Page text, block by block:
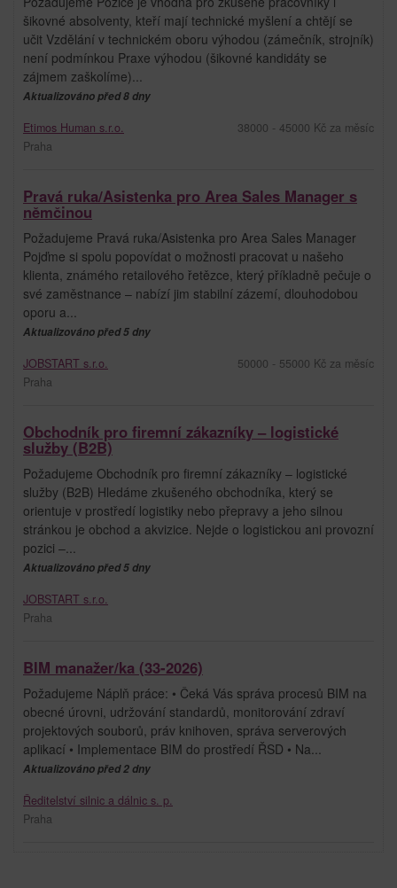
šikovné absolventy, kteří mají technické myšlení a chtějí se
učit Vzdělání v technickém oboru výhodou (zámečník, strojník)
není podmínkou Praxe výhodou (šikovné kandidáty se
zájmem zaškolíme)...
Aktualizováno před 8 dny
Etimos Human s.r.o.
Praha
38000 - 45000 Kč za měsíc
Pravá ruka/Asistenka pro Area Sales Manager s
němčinou
Požadujeme Pravá ruka/Asistenka pro Area Sales Manager
Pojďme si spolu popovídat o možnosti pracovat u našeho
klienta, známého retailového řetězce, který příkladně pečuje o
své zaměstnance – nabízí jim stabilní zázemí, dlouhodobou
oporu a...
Aktualizováno před 5 dny
JOBSTART s.r.o.
Praha
50000 - 55000 Kč za měsíc
Obchodník pro firemní zákazníky – logistické
služby (B2B)
Požadujeme Obchodník pro firemní zákazníky – logistické
služby (B2B) Hledáme zkušeného obchodníka, který se
orientuje v prostředí logistiky nebo přepravy a jeho silnou
stránkou je obchod a akvizice. Nejde o logistickou ani provozní
pozici –...
Aktualizováno před 5 dny
JOBSTART s.r.o.
Praha
BIM manažer/ka (33-2026)
Požadujeme Náplň práce: • Čeká Vás správa procesů BIM na
obecné úrovni, udržování standardů, monitorování zdraví
projektových souborů, práv knihoven, správa serverových
aplikací • Implementace BIM do prostředí ŘSD • Na...
Aktualizováno před 2 dny
Ředitelství silnic a dálnic s. p.
Praha